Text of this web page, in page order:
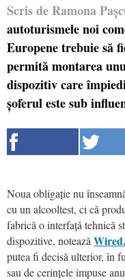
Scris de Ramona
autoturismele noi
Europene trebuie să
permită montarea
dispozitiv care
șoferul este sub
Noua obligație nu
cu un alcooltest, ci că
fabrică o interfață tehnică
dispozitive, notează
putea fi decisă ulterior, în
sau de cerințele impuse